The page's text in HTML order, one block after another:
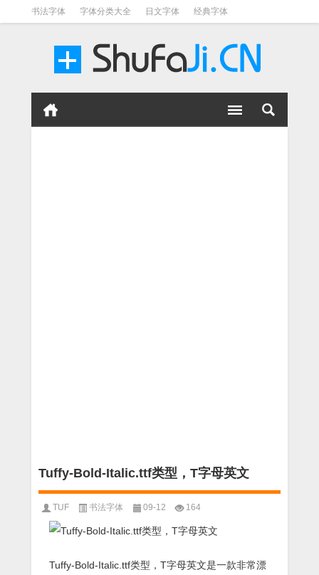
书法字体 字体分类大全 日文字体 经典字体
Tuffy-Bold-Italic.ttf类型，T字母英文
TUF 书法字体 09-12 164
Tuffy-Bold-Italic.ttf类型，T字母英文是一款非常漂